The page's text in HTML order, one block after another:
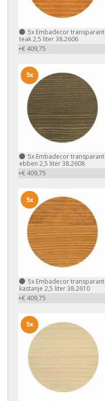
5x Embadecor transparant
teak 2,5 liter 38.2606
+€ 409,75
5x Embadecor transparant
ebben 2,5 liter 38.2608
+€ 409,75
5x
5x Embadecor transparant
kastanje 2,5 liter 38.2610
+€ 409,75
5x
5x